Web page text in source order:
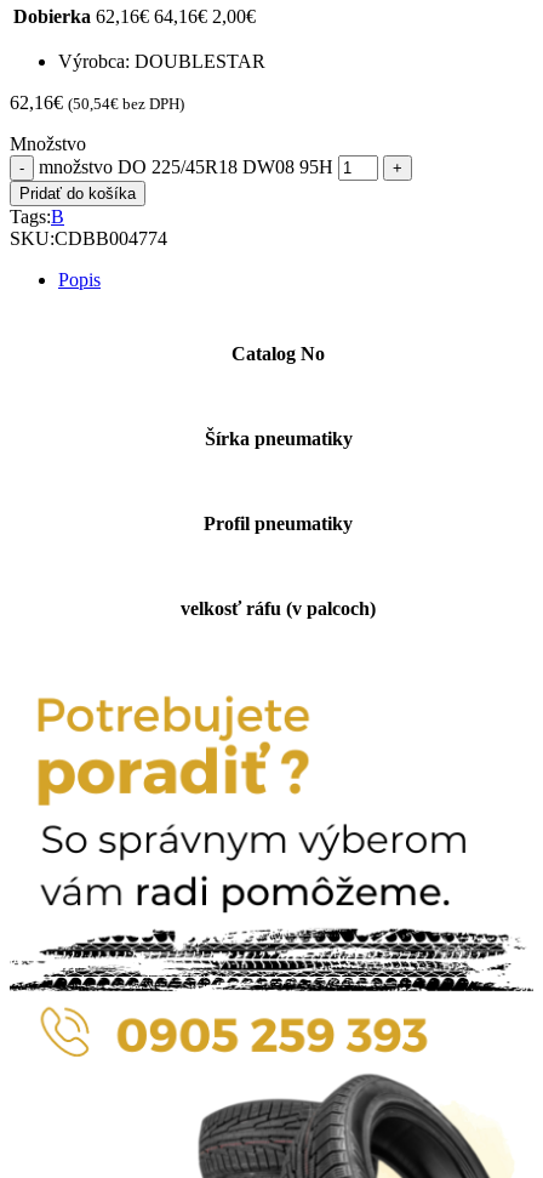
Dobierka 62,16€ 64,16€ 2,00€
Výrobca: DOUBLESTAR
62,16€ (50,54€ bez DPH)
Množstvo
množstvo DO 225/45R18 DW08 95H
Pridať do košíka
Tags:B
SKU:CDBB004774
Popis
Catalog No
Šírka pneumatiky
Profil pneumatiky
velkosť ráfu (v palcoch)